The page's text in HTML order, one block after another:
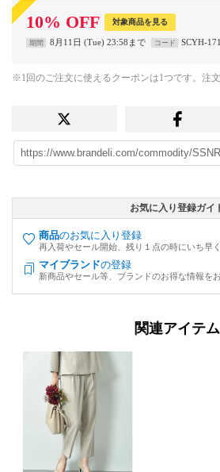
10% OFF 対象商品を見る
期間 8月11日 (Tue) 23:58まで コード SCYH-
※1回のご注文に使えるクーポンは1つです。注
お気に入り登録ガイ
商品のお気に入り登録
再入荷やセール開始、残り１点の時にいち早
マイブランドの登録
新商品やセール等、ブランドのお得な情報を
関連アイテム